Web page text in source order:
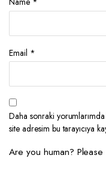
Email *
Daha sonraki
site adresim bu tarayıcıya
Are you human?